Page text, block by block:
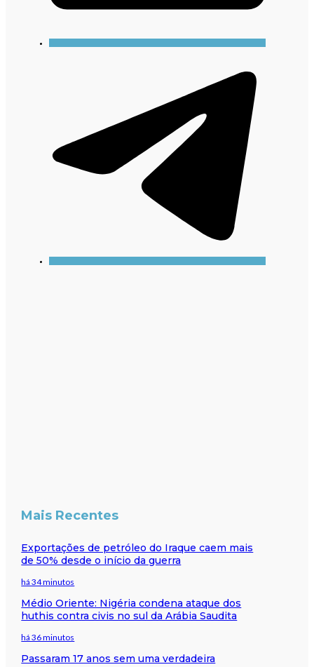
Mais Recentes
Exportações de petróleo do Iraque caem mais
de 50% desde o início da guerra
há 34 minutos
Médio Oriente: Nigéria condena ataque dos
huthis contra civis no sul da Arábia Saudita
há 36 minutos
Passaram 17 anos sem uma verdadeira